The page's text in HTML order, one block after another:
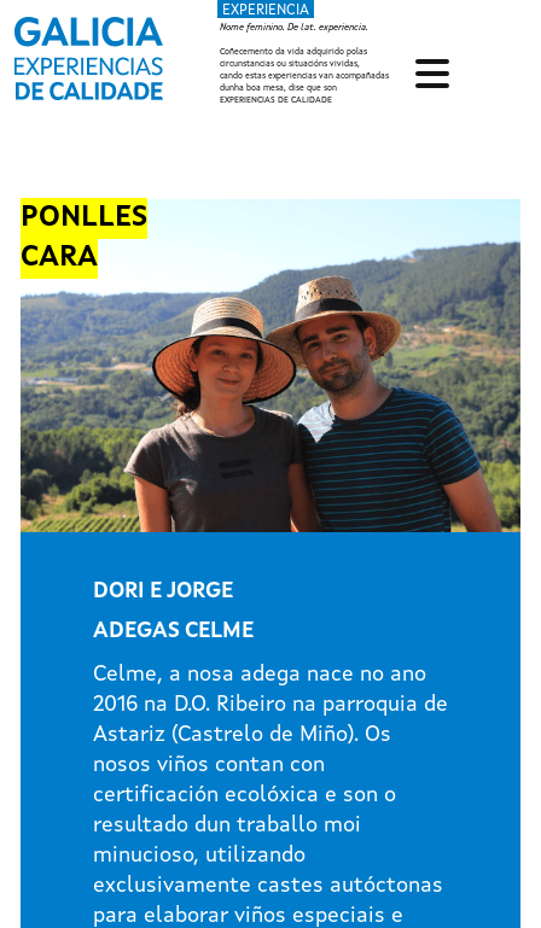
Ir o contido principal
EXPERIENCIA
Nome feminino. De lat. experiencia.
Coñecemento da vida adquirido polas
circunstancias ou situacións vividas,
cando estas experiencias van acompañadas
dunha boa mesa, dise que son
EXPERIENCIAS DE CALIDADE
PONLLES
CARA
DORI E JORGE
ADEGAS CELME
Celme, a nosa adega nace no ano
2016 na D.O. Ribeiro na parroquia de
Astariz (Castrelo de Miño). Os
nosos viños contan con
certificación ecolóxica e son o
resultado dun traballo moi
minucioso, utilizando
exclusivamente castes autóctonas
para elaborar viños especiais e